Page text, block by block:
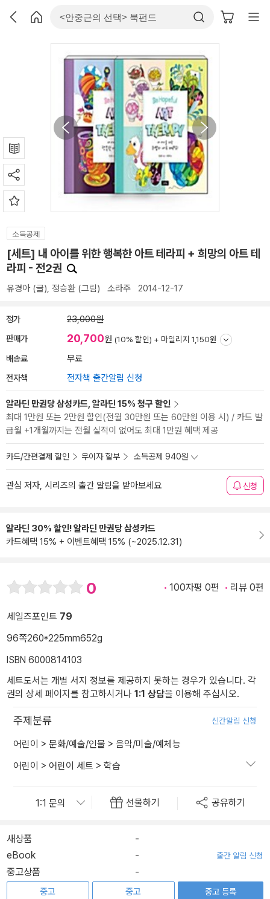
소득공제
[세트] 내 아이를 위한 행복한 아트 테라피 + 희망의 아트 테
라피 - 전2권
유경아 (글), 정승환 (그림) 소라주 2014-12-17
정가 23,000원
판매가 20,700원 (10% 할인) + 마일리지 1,150원
배송료 무료
전자책 전자책 출간알림 신청
알라딘 만권당 삼성카드, 알라딘 15% 청구 할인
최대 1만원 또는 2만원 할인(전월 30만원 또는 60만원 이용 시) / 카드 발
급월 +1개월까지는 전월 실적이 없어도 최대 1만원 혜택 제공
카드/간편결제 할인 무이자 할부 소득공제 940원
관심 저자, 시리즈의 출간 알림을 받아보세요 신청
알라딘 30% 할인! 알라딘 만권당 삼성카드
카드혜택 15% + 이벤트혜택 15% (~2025.12.31)
0 100자평 0편 리뷰 0편
세일즈포인트 79
96쪽260*225mm652g
ISBN 6000814103
세트도서는 개별 서지 정보를 제공하지 못하는 경우가 있습니다. 각
권의 상세 페이지를 참고하시거나 1:1 상담을 이용해 주십시오.
주제분류 신간알림 신청
어린이 > 문화/예술/인물 > 음악/미술/예체능
어린이 > 어린이 세트 > 학습
선물하기 공유하기
새상품
-
eBook
- 출간 알림 신청
중고상품 -
중고
중고
중고 등록